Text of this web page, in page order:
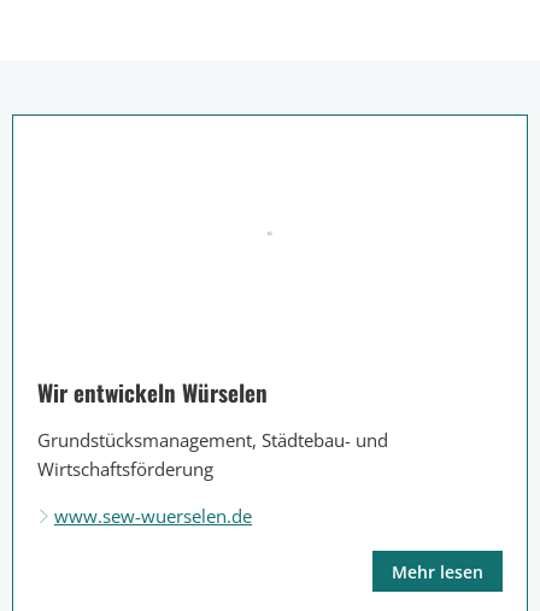
Wir entwickeln Würselen
Grundstücksmanagement, Städtebau- und
Wirtschaftsförderung
www.sew-wuerselen.de
Mehr lesen